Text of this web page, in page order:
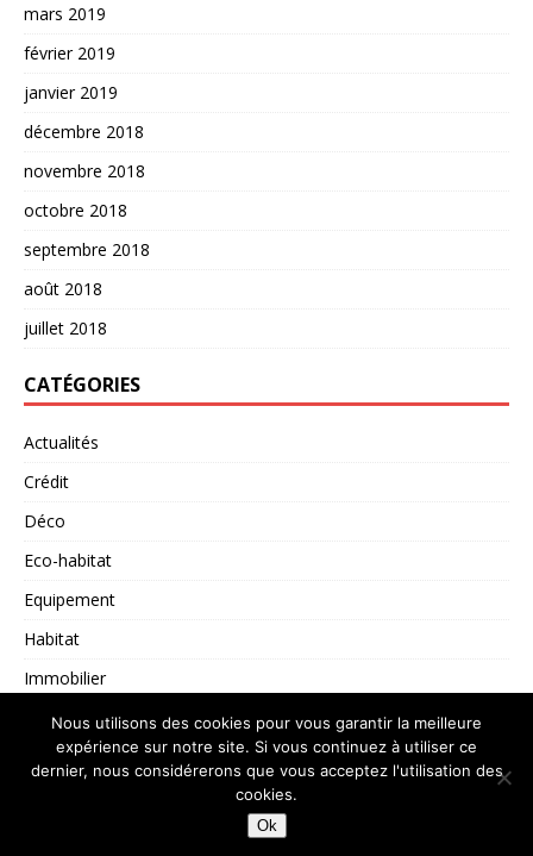
mars 2019
février 2019
janvier 2019
décembre 2018
novembre 2018
octobre 2018
septembre 2018
août 2018
juillet 2018
CATÉGORIES
Actualités
Crédit
Déco
Eco-habitat
Equipement
Habitat
Immobilier
Non classé
Copyright © 2026 | Thème WordPress par
Nous utilisons des cookies pour vous garantir la meilleure
expérience sur notre site. Si vous continuez à utiliser ce
dernier, nous considérerons que vous acceptez l'utilisation des
cookies.
Ok